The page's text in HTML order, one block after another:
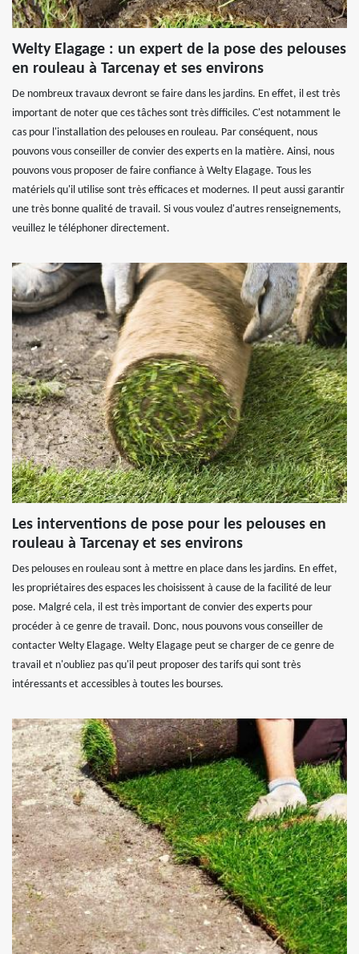
Welty Elagage : un expert de la pose des pelouses
en rouleau à Tarcenay et ses environs
De nombreux travaux devront se faire dans les jardins. En effet, il est très
important de noter que ces tâches sont très difficiles. C'est notamment le
cas pour l'installation des pelouses en rouleau. Par conséquent, nous
pouvons vous conseiller de convier des experts en la matière. Ainsi, nous
pouvons vous proposer de faire confiance à Welty Elagage. Tous les
matériels qu'il utilise sont très efficaces et modernes. Il peut aussi garantir
une très bonne qualité de travail. Si vous voulez d'autres renseignements,
veuillez le téléphoner directement.
Les interventions de pose pour les pelouses en
rouleau à Tarcenay et ses environs
Des pelouses en rouleau sont à mettre en place dans les jardins. En effet,
les propriétaires des espaces les choisissent à cause de la facilité de leur
pose. Malgré cela, il est très important de convier des experts pour
procéder à ce genre de travail. Donc, nous pouvons vous conseiller de
contacter Welty Elagage. Welty Elagage peut se charger de ce genre de
travail et n'oubliez pas qu'il peut proposer des tarifs qui sont très
intéressants et accessibles à toutes les bourses.